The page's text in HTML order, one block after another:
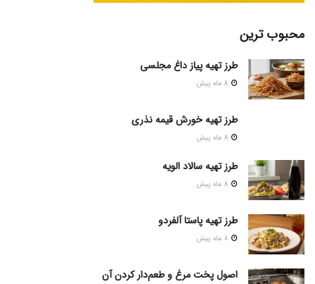
محبوب ترین
طرز تهیه پیاز داغ مجلسی
طرز تهیه خورش قیمه نذری
طرز تهیه سالاد الویه
طرز تهیه پاستا آلفردو
اصول پخت مرغ و طعم‌دار کردن آن